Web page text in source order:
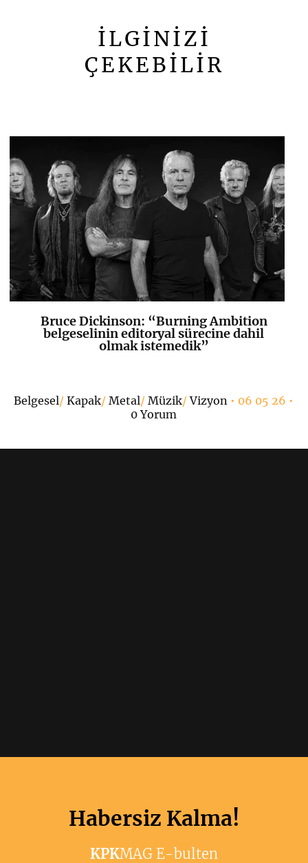
İLGİNİZİ
ÇEKEBİLİR
K+
Bruce Dickinson: “Burning Ambition
belgeselinin editoryal sürecine dahil
olmak istemedik”
Belgesel/Kapak/Metal/Müzik/Vizyon • 06 05 26 •
0 Yorum
Habersiz Kalma!
KPKMAG E-bulten